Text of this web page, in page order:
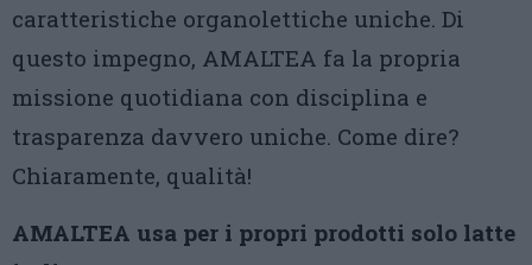
caratteristiche organolettiche uniche. Di
questo impegno, AMALTEA fa la propria
missione quotidiana con disciplina e
trasparenza davvero uniche. Come dire?
Chiaramente, qualità!
AMALTEA usa per i propri prodotti solo latte